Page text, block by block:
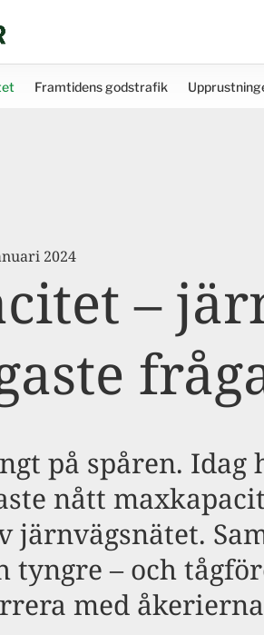
Framtidens godstrafik
2024
–
på spåren.
nått
järnvägsnätet.
tyngre – och
med